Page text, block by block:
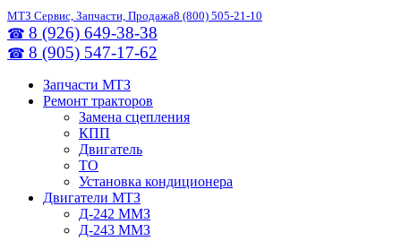
МТЗ Сервис, Запчасти, Продажа8 (800) 505-21-10
☎ 8 (926) 649-38-38
☎ 8 (905) 547-17-62
Запчасти МТЗ
Ремонт тракторов
Замена сцепления
КПП
Двигатель
ТО
Установка кондиционера
Двигатели МТЗ
Д-242 ММЗ
Д-243 ММЗ